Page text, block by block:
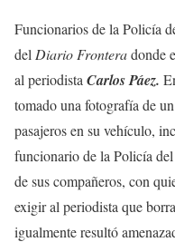
Funcionarios de la Policía
del Diario Fronteradonde
al periodista Carlos Páez.
tomado una fotografía de
pasajeros en su vehículo,
funcionario de la Policía
de sus compañeros, con
exigir al periodista que
igualmente resultó